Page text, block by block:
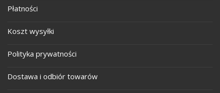
Płatności
Koszt wysyłki
Polityka prywatności
Dostawa i odbiór towarów